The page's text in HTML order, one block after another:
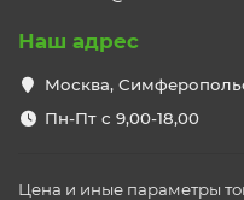
Наш адрес
Москва,
Пн-Пт с 9,00-18,00
Цена и иные параметры